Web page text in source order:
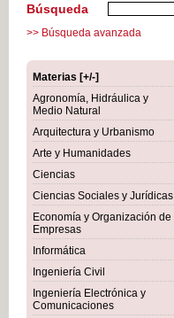
Búsqueda
>> Búsqueda avanzada
Materias [+/-]
Agronomía, Hidráulica y
Medio Natural
Arquitectura y Urbanismo
Arte y Humanidades
Ciencias
Ciencias Sociales y Jurídicas
Economía y Organización de
Empresas
Informática
Ingeniería Civil
Ingeniería Electrónica y
Comunicaciones